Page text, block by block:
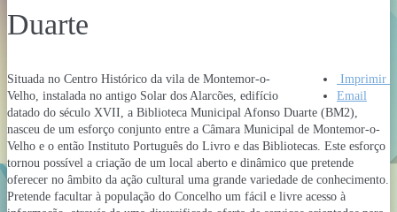
Duarte
Imprimir
Email
Situada no Centro Histórico da vila de Montemor-o-
Velho, instalada no antigo Solar dos Alarcões, edifício
datado do século XVII, a Biblioteca Municipal Afonso Duarte (BM2),
nasceu de um esforço conjunto entre a Câmara Municipal de Montemor-o-
Velho e o então Instituto Português do Livro e das Bibliotecas. Este esforço
tornou possível a criação de um local aberto e dinâmico que pretende
oferecer no âmbito da ação cultural uma grande variedade de conhecimento.
Pretende facultar à população do Concelho um fácil e livre acesso à